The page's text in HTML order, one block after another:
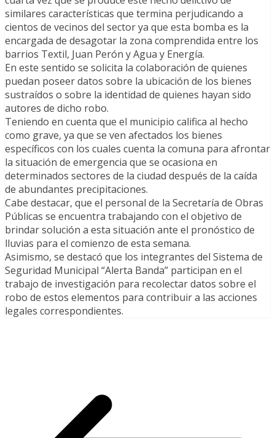
similares características que termina perjudicando a
cientos de vecinos del sector ya que esta bomba es la
encargada de desagotar la zona comprendida entre los
barrios Textil, Juan Perón y Agua y Energía.
En este sentido se solicita la colaboración de quienes
puedan poseer datos sobre la ubicación de los bienes
sustraídos o sobre la identidad de quienes hayan sido
autores de dicho robo.
Teniendo en cuenta que el municipio califica al hecho
como grave, ya que se ven afectados los bienes
específicos con los cuales cuenta la comuna para afrontar
la situación de emergencia que se ocasiona en
determinados sectores de la ciudad después de la caída
de abundantes precipitaciones.
Cabe destacar, que el personal de la Secretaría de Obras
Públicas se encuentra trabajando con el objetivo de
brindar solución a esta situación ante el pronóstico de
lluvias para el comienzo de esta semana.
Asimismo, se destacó que los integrantes del Sistema de
Seguridad Municipal “Alerta Banda” participan en el
trabajo de investigación para recolectar datos sobre el
robo de estos elementos para contribuir a las acciones
legales correspondientes.